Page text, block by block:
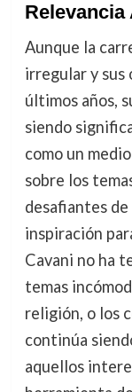
Relevancia
Aunque la
irregular y sus
últimos años,
siendo
como un
sobre los
desafiantes
inspiración
Cavani no ha
temas
religión, o los
continúa
aquellos